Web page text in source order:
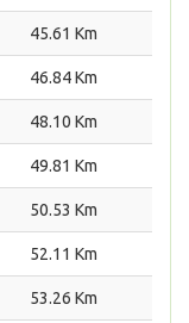
45.61 Km
46.84 Km
48.10 Km
49.81 Km
50.53 Km
52.11 Km
53.26 Km